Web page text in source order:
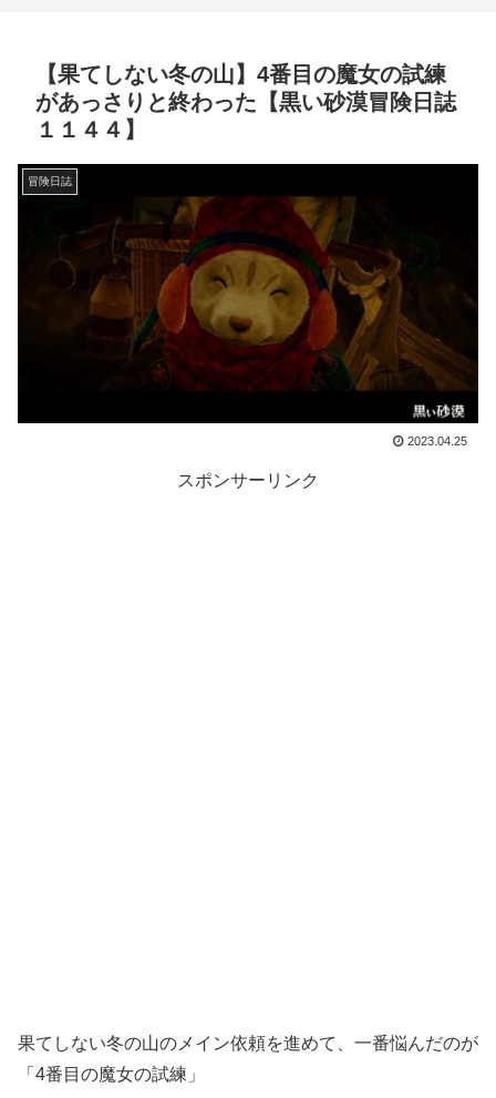
【果てしない冬の山】4番目の魔女の試練
があっさりと終わった【黒い砂漠冒険日誌
１１４４】
冒険日誌
2023.04.25
スポンサーリンク
果てしない冬の山のメイン依頼を進めて、一番悩んだのが
「4番目の魔女の試練」